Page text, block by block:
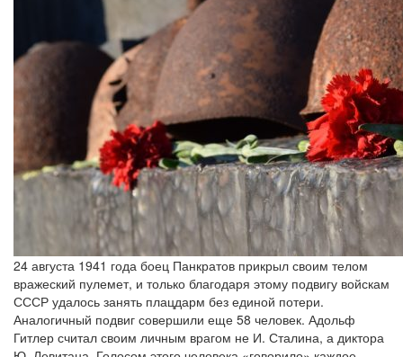
24 августа 1941 года боец Панкратов прикрыл своим телом
вражеский пулемет, и только благодаря этому подвигу войскам
СССР удалось занять плацдарм без единой потери.
Аналогичный подвиг совершили еще 58 человек. Адольф
Гитлер считал своим личным врагом не И. Сталина, а диктора